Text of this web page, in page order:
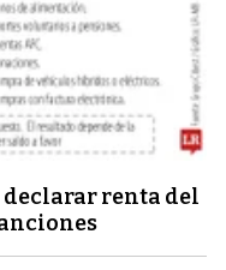
declarar renta del